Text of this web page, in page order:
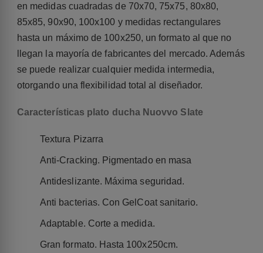
en medidas cuadradas de 70x70, 75x75, 80x80,
85x85, 90x90, 100x100 y medidas rectangulares
hasta un máximo de 100x250, un formato al que no
llegan la mayoría de fabricantes del mercado. Además
se puede realizar cualquier medida intermedia,
otorgando una flexibilidad total al diseñador.
Características plato ducha Nuovvo Slate
Textura Pizarra
Anti-Cracking. Pigmentado en masa
Antideslizante. Máxima seguridad.
Anti bacterias. Con GelCoat sanitario.
Adaptable. Corte a medida.
Gran formato. Hasta 100x250cm.